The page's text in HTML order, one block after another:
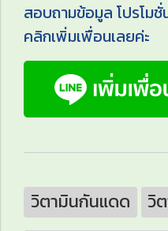
สอบถามข้อมูล โปรโม
คลิกเพิ่มเพื่อนเลยค่ะ
วิตามินกันแดด
วิ